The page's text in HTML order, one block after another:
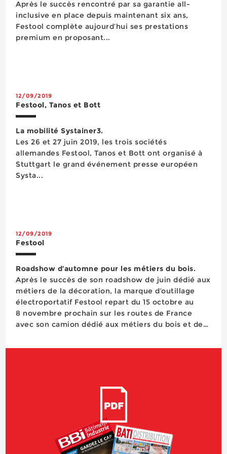
Après le succès rencontré par sa garantie all-
inclusive en place depuis maintenant six ans,
Festool complète aujourd’hui ses prestations
premium en proposant...
12/09/2019
Festool, Tanos et Bott
La mobilité Systainer3.
Les 26 et 27 juin 2019, les trois sociétés
allemandes Festool, Tanos et Bott ont organisé à
Stuttgart le grand événement presse européen
Systa...
12/09/2019
Festool
Roadshow d’automne pour les métiers du bois.
Après le succès de son roadshow de juin dédié aux
métiers de la décoration, la marque d’outillage
électroportatif Festool repart du 15 octobre au
8 novembre prochain sur les routes de France
avec son camion dédié aux métiers du bois et de
le m&eg...